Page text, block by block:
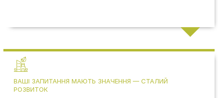
ВАШІ ЗАПИТАННЯ МАЮТЬ ЗНАЧЕННЯ — СТАЛИЙ
РОЗВИТОК